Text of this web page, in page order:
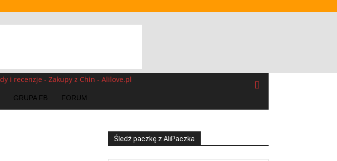
GRUPA FB FORUM
Śledź paczkę z AliPaczka